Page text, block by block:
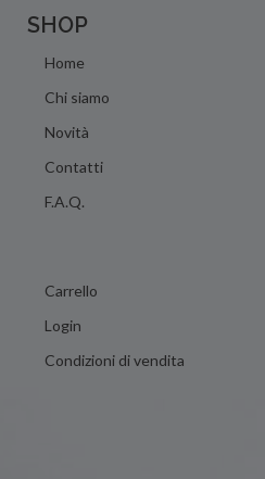
SHOP
Home
Chi siamo
Novità
Contatti
F.A.Q.
Carrello
Login
Condizioni di vendita